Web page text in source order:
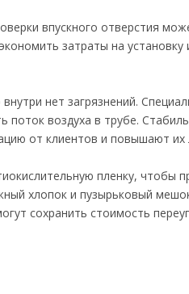
впускного отверстия
затраты на установку
нет загрязнений.
воздуха в трубе.
от клиентов и повышают их
пленку, чтобы
хлопок и пузырьковый
сохранить стоимость